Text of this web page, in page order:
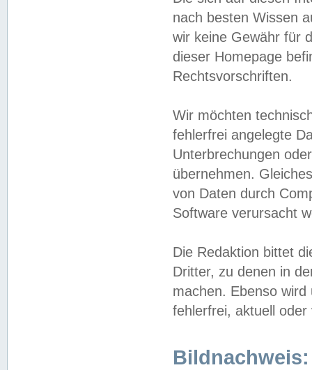
nach besten Wissen
wir keine Gewähr für
dieser Homepage
Rechtsvorschriften.
Wir möchten
fehlerfrei angelegte
Unterbrechungen
übernehmen.
von Daten durch
Software verursacht
Die Redaktion bittet
Dritter, zu denen in
machen. Ebenso
fehlerfrei, aktuell oder
Bildnachweis: